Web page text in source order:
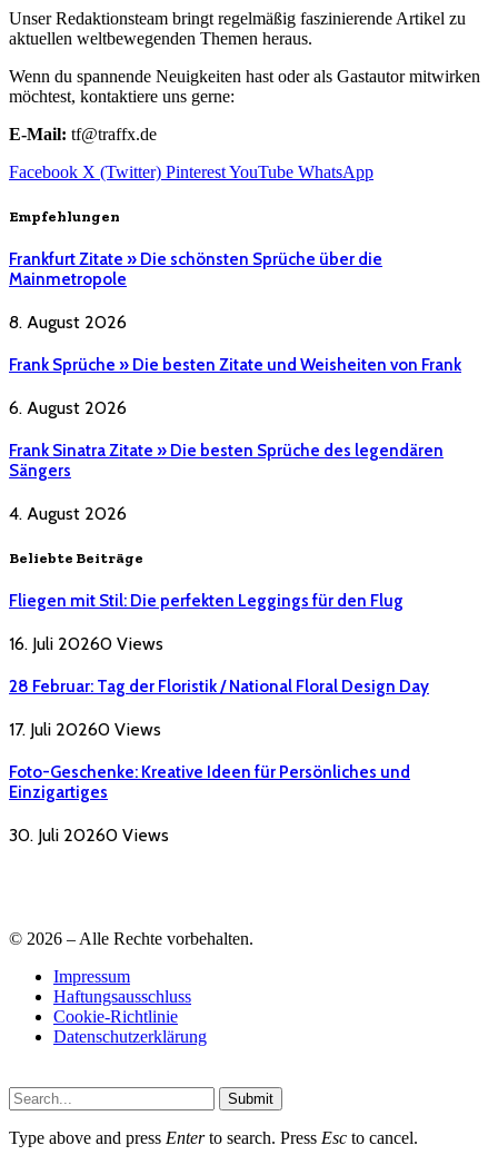
Unser Redaktionsteam bringt regelmäßig faszinierende Artikel zu
aktuellen weltbewegenden Themen heraus.
Wenn du spannende Neuigkeiten hast oder als Gastautor mitwirken
möchtest, kontaktiere uns gerne:
E-Mail: tf@traffx.de
Facebook X (Twitter) PinterestYouTube WhatsApp
Empfehlungen
Frankfurt Zitate » Die schönsten Sprüche über die
Mainmetropole
8. August 2026
Frank Sprüche » Die besten Zitate und Weisheiten von Frank
6. August 2026
Frank Sinatra Zitate » Die besten Sprüche des legendären
Sängers
4. August 2026
Beliebte Beiträge
Fliegen mit Stil: Die perfekten Leggings für den Flug
16. Juli 20260 Views
28 Februar: Tag der Floristik / National Floral Design Day
17. Juli 20260 Views
Foto-Geschenke: Kreative Ideen für Persönliches und
Einzigartiges
30. Juli 20260 Views
© 2026 – Alle Rechte vorbehalten.
Impressum
Haftungsausschluss
Cookie-Richtlinie
Datenschutzerklärung
Submit
Type above and press Enterto search. Press Esc to cancel.